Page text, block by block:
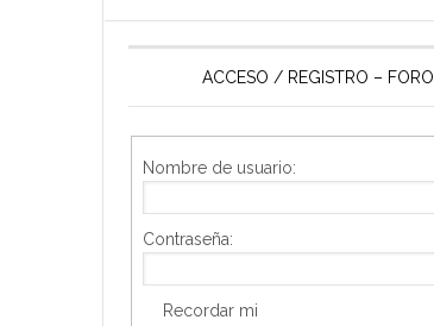
ACCESO / REGISTRO – FORO
Nombre de usuario:
Contraseña:
Recordar mi